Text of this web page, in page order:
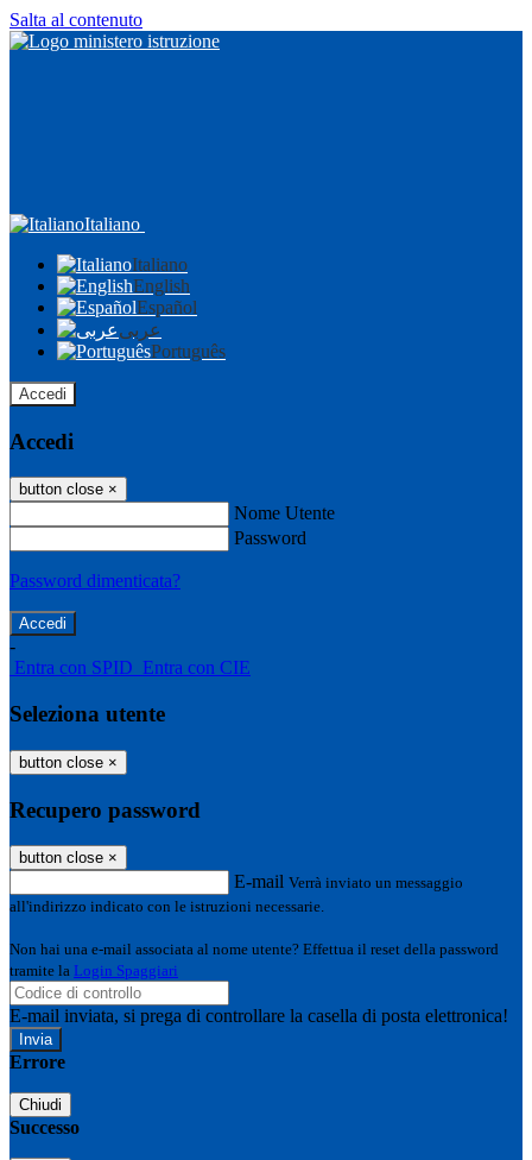
Salta al contenuto
Italiano
Italiano
English
Español
عربى
Português
Accedi
Accedi
button close ×
Nome Utente
Password
Password dimenticata?
-
Entra con SPID Entra con CIE
Seleziona utente
button close ×
Recupero password
button close ×
E-mail Verrà inviato un messaggio
all'indirizzo indicato con le istruzioni necessarie.
Non hai una e-mail associata al nome utente? Effettua il reset della password
tramite la Login Spaggiari
E-mail inviata, si prega di controllare la casella di posta elettronica!
Errore
Chiudi
Successo